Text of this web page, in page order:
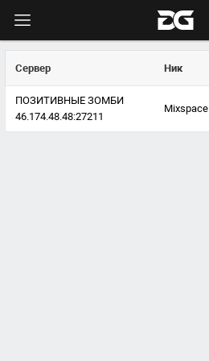
Сервер Ник
ПОЗИТИВНЫЕ ЗОМБИ
46.174.48.48:27211
Mixspace